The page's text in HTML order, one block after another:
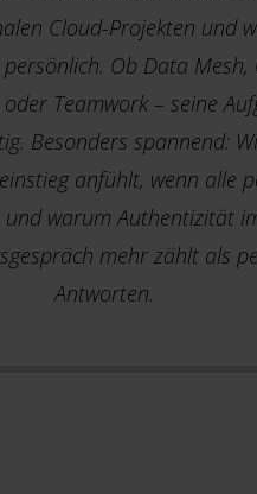
Cloud-Projekten und
Ob Data Mesh,
Teamwork – seine
Besonders spannend:
anfühlt, wenn alle
und warum Authentizität
mehr zählt als
Antworten.